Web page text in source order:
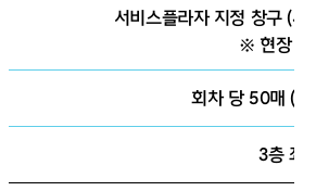
서비스플라자 지정 창구 (
※ 현장 구
회차 당 50매 (1
3층 좌